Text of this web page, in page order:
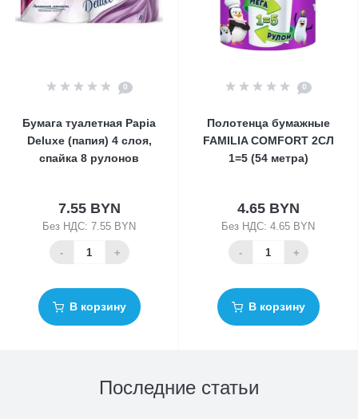
0
Бумага туалетная Papia
Deluxe (папия) 4 слоя,
спайка 8 рулонов
7.55 BYN
Без НДС: 7.55 BYN
- +
В корзину
0
Полотенца бумажные
FAMILIA COMFORT 2СЛ
1=5 (54 метра)
4.65 BYN
Без НДС: 4.65 BYN
- +
В корзину
Последние статьи